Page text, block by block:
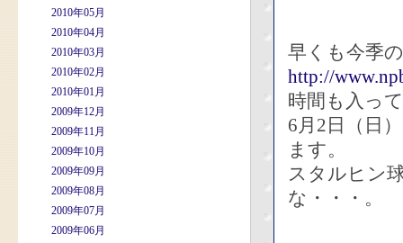
2010年05月
2010年04月
2010年03月
2010年02月
2010年01月
2009年12月
2009年11月
2009年10月
2009年09月
2009年08月
2009年07月
2009年06月
早くも今季
http://
時間も入っ
6月2日（日
ます。
スタルヒン
な・・・。